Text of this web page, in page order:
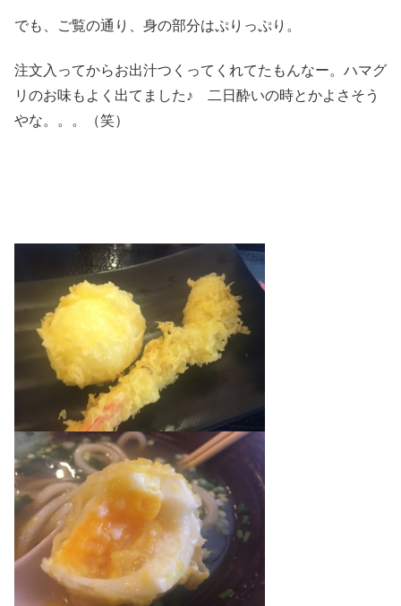
でも、ご覧の通り、身の部分はぷりっぷり。
注文入ってからお出汁つくってくれてたもんなー。ハマグ
リのお味もよく出てました♪ 二日酔いの時とかよさそう
やな。。。（笑）